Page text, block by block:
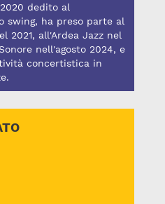
dedito al
swing, ha preso parte al
2021, all'Ardea Jazz nel
nell'agosto 2024, e
concertistica in